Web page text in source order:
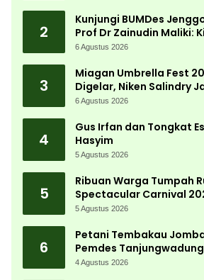
2
Kunjungi BUMDes
Prof Dr Zainudin Maliki:
Kemandirian Ekonomi
6 Agustus 2026
3
Miagan Umbrella Fest
Digelar, Niken Salindry
Ribuan Pengunjung
6 Agustus 2026
4
Gus Irfan dan Tongkat
Hasyim
5 Agustus 2026
5
Ribuan Warga Tumpah
Spectacular Carnival
Kemerdekaan Terbesar
5 Agustus 2026
6
Petani Tembakau
Pemdes
Bergerak Cepat
4 Agustus 2026